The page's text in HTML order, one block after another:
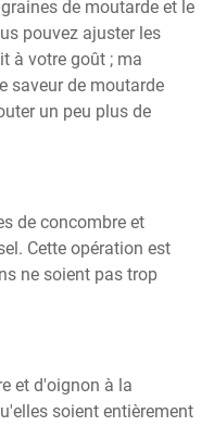
de moutarde et le
pouvez ajuster les
à votre goût ; ma
saveur de moutarde
un peu plus de
de concombre et
Cette opération est
ne soient pas trop
et d'oignon à la
soient entièrement